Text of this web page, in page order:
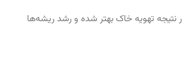
تهویه خاک بهتر شده و رشد ریشه‌ها